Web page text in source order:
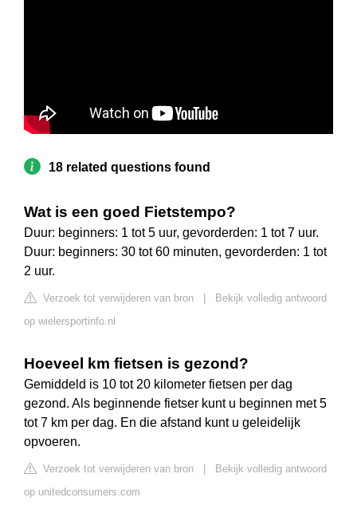
18 related questions found
Wat is een goed Fietstempo?
Duur: beginners: 1 tot 5 uur, gevorderden: 1 tot 7 uur.
Duur: beginners: 30 tot 60 minuten, gevorderden: 1 tot
2 uur.
Verzoek tot verwijderen van bron
Bekijk volledig antwoord
op wielersportinfo.nl
Hoeveel km fietsen is gezond?
Gemiddeld is 10 tot 20 kilometer fietsen per dag
gezond. Als beginnende fietser kunt u beginnen met 5
tot 7 km per dag. En die afstand kunt u geleidelijk
opvoeren.
Verzoek tot verwijderen van bron
Bekijk volledig antwoord
op unitedconsumers.com